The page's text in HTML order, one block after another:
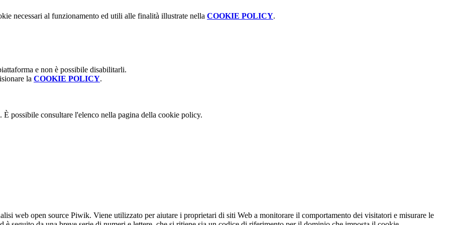
necessari al funzionamento ed utili alle finalità illustrate nella COOKIE POLICY.
e non è possibile disabilitarli.
la COOKIE POLICY.
possibile consultare l'elenco nella pagina della cookie policy.
web open source Piwik. Viene utilizzato per aiutare i proprietari di siti Web a monitorare il comportamento dei visitatori e misurare le